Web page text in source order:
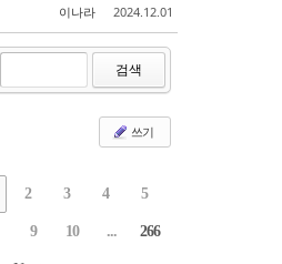
이나라 2024.12.01
검색
쓰기
2 3 4 5
9 10 ... 266